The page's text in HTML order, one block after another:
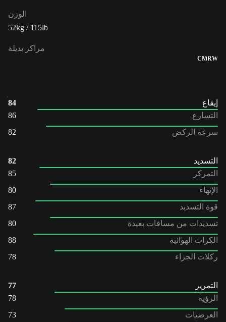
الوزن
52kg / 115lb
مراكز بديلة
RW
CM
إيقاع
84
التسارع
86
سرعة الركض
82
التسديد
82
التمركز
85
الإنهاء
80
قوة التسديد
87
تسديدات من مسافات بعيدة
80
الكرات الهوائية
88
ركلات الجزاء
78
التمرير
77
الرؤية
78
العرضيات
73